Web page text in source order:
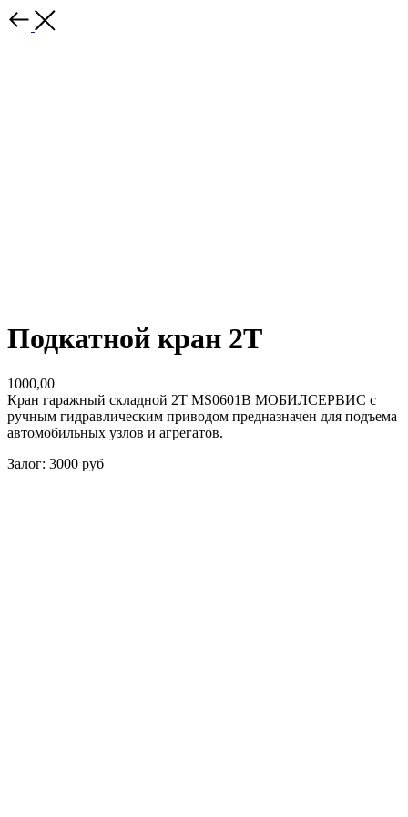
Подкатной кран 2Т
1000,00
Кран гаражный складной 2T MS0601B МОБИЛСЕРВИС с
ручным гидравлическим приводом предназначен для подъема
автомобильных узлов и агрегатов.
Залог: 3000 руб